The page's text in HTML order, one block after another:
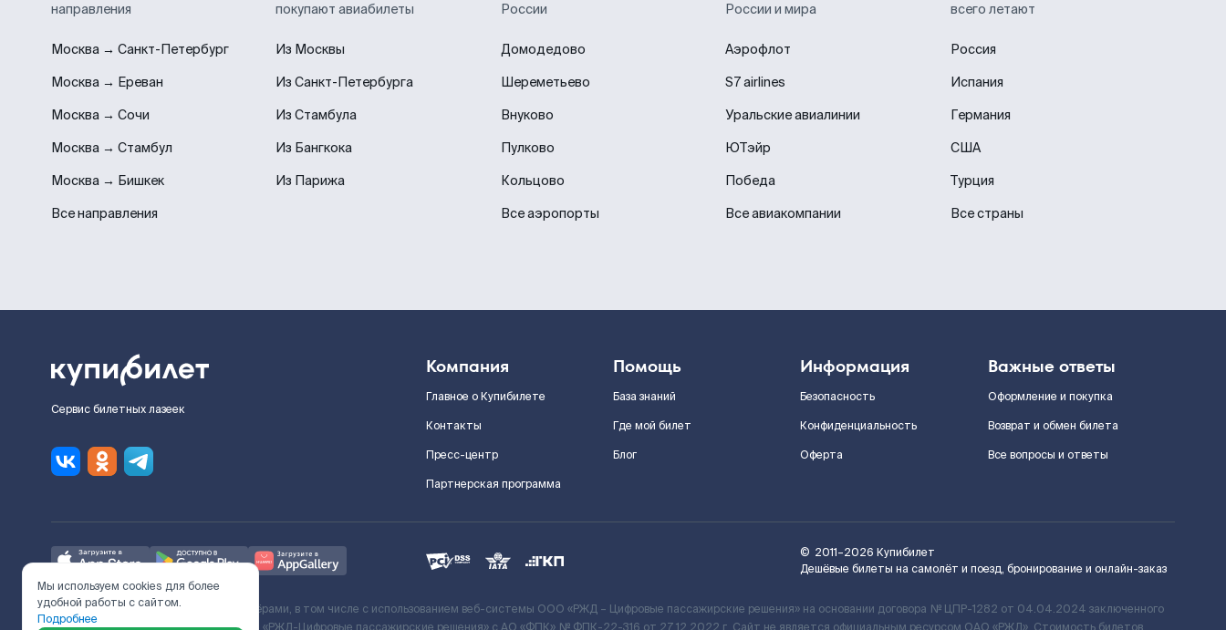
направления
Москва → Санкт-Петербург
Москва → Ереван
Москва → Сочи
Москва → Стамбул
Москва → Бишкек
Все направления
покупают авиабилеты
Из Москвы
Из Санкт-Петербурга
Из Стамбула
Из Бангкока
Из Парижа
России
Домодедово
Шереметьево
Внуково
Пулково
Кольцово
Все аэропорты
России и мира
Аэрофлот
S7 airlines
Уральские авиалинии
ЮТэйр
Победа
Все авиакомпании
всего летают
Россия
Испания
Германия
США
Турция
Все страны
Сервис билетных лазеек
Компания
Главное о Купибилете
Контакты
Пресс-центр
Партнерская программа
Помощь
База знаний
Где мой билет
Блог
Информация
Безопасность
Конфиденциальность
Оферта
Важные ответы
Оформление и покупка
Возврат и обмен билета
Все вопросы и ответы
© 2011–2026 Купибилет
Дешёвые билеты на самолёт и поезд, бронирование и онлайн-заказ
Ж/Д билеты предоставляются партнёрами, в том числе с использованием веб-системы ООО «РЖД – Цифровые пассажирские решения» на основании договора № ЦПР-1282 от 04.04.2024 заключенного
Мы используем cookies для более
удобной работы с сайтом.
Подробнее